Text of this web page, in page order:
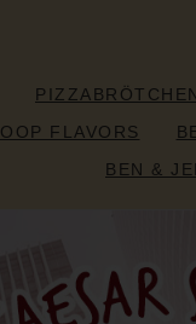
FLAVORS
BEN &